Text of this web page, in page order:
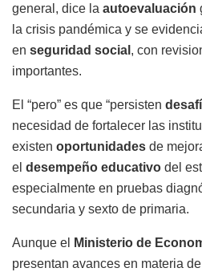
general, dice la autoevaluación
la crisis pandémica y se
en seguridad social , con
importantes.
El “pero” es que “persisten
necesidad de fortalecer las
existen oportunidades de
el desempeño educativo del
especialmente en pruebas
secundaria y sexto de primaria.
Aunque el Ministerio de
presentan avances en materia de